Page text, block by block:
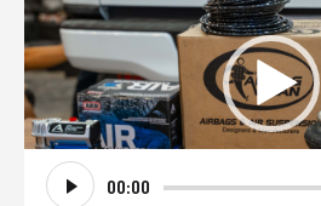
Video
00:00